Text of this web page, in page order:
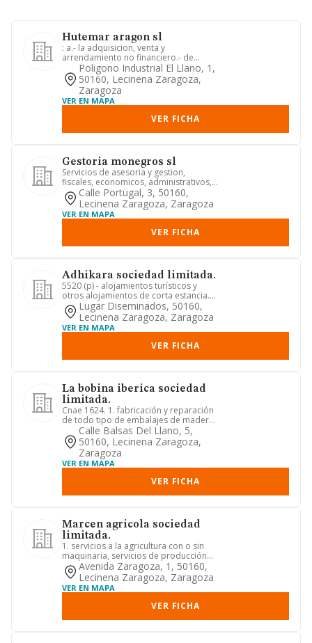
Hutemar aragon sl
: a.- la adquisicion, venta y
arrendamiento no financiero.- de
bienes inmuebles de todas clases. b....
Poligono Industrial El Llano, 1,
50160, Lecinena Zaragoza,
Zaragoza
VER EN MAPA
VER FICHA
Gestoria monegros sl
Servicios de asesoria y gestion,
fiscales, economicos, administrativos,
juridicos y formativos
Calle Portugal, 3, 50160,
Lecinena Zaragoza, Zaragoza
VER EN MAPA
VER FICHA
Adhikara sociedad limitada.
5520 (p) - alojamientos turísticos y
otros alojamientos de corta estancia.
servicios de alojamiento...
Lugar Diseminados, 50160,
Lecinena Zaragoza, Zaragoza
VER EN MAPA
VER FICHA
La bobina iberica sociedad
limitada.
Cnae 1624. 1. fabricación y reparación
de todo tipo de embalajes de madera,
y otros materiales 2. v...
Calle Balsas Del Llano, 5,
50160, Lecinena Zaragoza,
Zaragoza
VER EN MAPA
VER FICHA
Marcen agricola sociedad
limitada.
1. servicios a la agricultura con o sin
maquinaria, servicios de producción
de cultivos, realizació...
Avenida Zaragoza, 1, 50160,
Lecinena Zaragoza, Zaragoza
VER EN MAPA
VER FICHA